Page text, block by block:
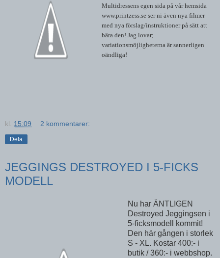
Multidressens egen sida på vår hemsida
www.printzess.se ser ni även nya filmer
med nya förslag/instruktioner på sätt att
bära den! Jag lovar;
variationsmöjligheterna är sannerligen
oändliga!
kl. 15:09 2 kommentarer:
Dela
JEGGINGS DESTROYED I 5-FICKS
MODELL
Nu har ÄNTLIGEN
Destroyed Jeggingsen i
5-ficksmodell kommit!
Den här gången i storlek
S - XL. Kostar 400:- i
butik / 360:- i webbshop.